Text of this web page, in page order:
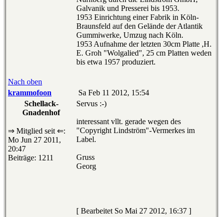
Galvanik und Presserei bis 1953.
1953 Einrichtung einer Fabrik in Köln-
Braunsfeld auf den Gelände der Atlantik
Gummiwerke, Umzug nach Köln.
1953 Aufnahme der letzten 30cm Platte ,H.
E. Groh "Wolgalied", 25 cm Platten weden
bis etwa 1957 produziert.
Nach oben
krammofoon
Sa Feb 11 2012, 15:54
Schellack-
Gnadenhof
⇒ Mitglied seit ⇐:
Mo Jun 27 2011,
20:47
Beiträge: 1211
Servus :-)
interessant vllt. gerade wegen des
"Copyright Lindström"-Vermerkes im
Label.
Gruss
Georg
[ Bearbeitet So Mai 27 2012, 16:37 ]